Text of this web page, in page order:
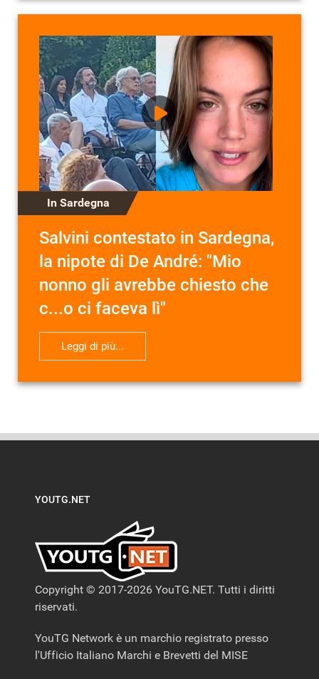
In Sardegna
Salvini contestato in Sardegna,
la nipote di De André: "Mio
nonno gli avrebbe chiesto che
c...o ci faceva lì"
Leggi di più...
YOUTG.NET
Copyright © 2017-2026 YouTG.NET. Tutti i diritti
riservati.
YouTG Network è un marchio registrato presso
l'Ufficio Italiano Marchi e Brevetti del MISE